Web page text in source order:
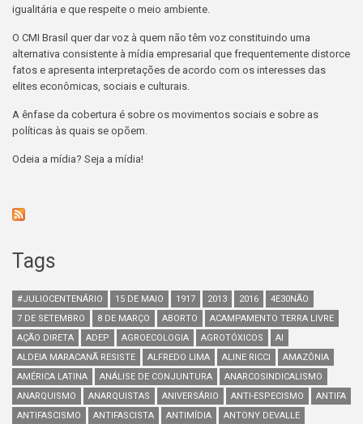
igualitária e que respeite o meio ambiente.
O CMI Brasil quer dar voz à quem não têm voz constituindo uma
alternativa consistente à mídia empresarial que frequentemente distorce
fatos e apresenta interpretações de acordo com os interesses das
elites econômicas, sociais e culturais.
A ênfase da cobertura é sobre os movimentos sociais e sobre as
políticas às quais se opõem.
Odeia a mídia? Seja a mídia!
Tags
#JULIOCENTENÁRIO 15 DE MAIO 1917 2013 2016
4E30NÃO
7 DE SETEMBRO
8 DE MARÇO ABORTO
ACAMPAMENTO TERRA LIVRE
AÇÃO DIRETA
ADEP AGROECOLOGIA AGROTÓXICOS
AI
ALDEIA MARACANÃ RESISTE
ALFREDO LIMA ALINE RICCI
AMAZÔNIA
AMÉRICA LATINA
ANÁLISE DE CONJUNTURA
ANARCOSINDICALISMO
ANARQUISMO
ANARQUISTAS ANIVERSÁRIO ANTI-ESPECISMO
ANTIFA
ANTIFASCISMO
ANTIFASCISTA ANTIMÍDIA
ANTONY DEVALLE